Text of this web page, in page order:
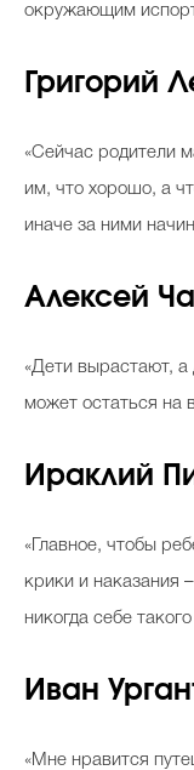
окружающим
Григорий
«Сейчас родители
им, что хорошо, а
иначе за ними
Алексей
«Дети вырастают,
может остаться на
Ираклий
«Главное, чтобы
крики и наказания
никогда себе
Иван
«Мне нравится